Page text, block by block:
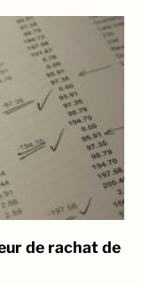
de rachat de